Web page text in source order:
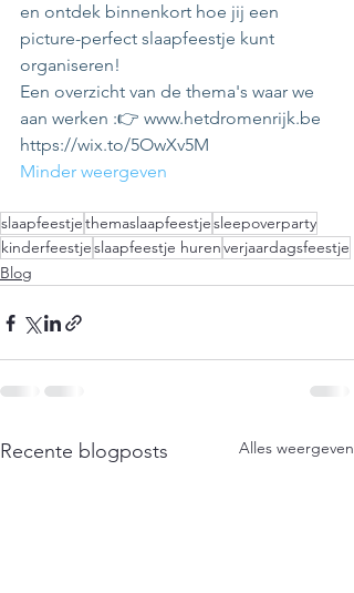
en ontdek binnenkort hoe jij een
picture-perfect slaapfeestje kunt
organiseren!
Een overzicht van de thema's waar we
aan werken :👉 www.hetdromenrijk.be
https://wix.to/5OwXv5M
Minder weergeven
slaapfeestjethemaslaapfeestjesleepoverparty
kinderfeestjeslaapfeestje hurenverjaardagsfeestje
Blog
Recente blogposts Alles weergeven